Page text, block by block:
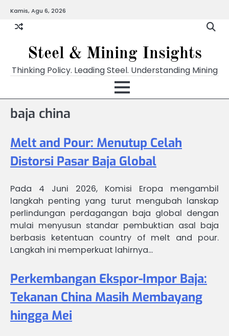
content
Kamis, Agu 6, 2026
Steel & Mining Insights
Thinking Policy. Leading Steel. Understanding Mining
baja china
Melt and Pour: Menutup Celah
Distorsi Pasar Baja Global
Pada 4 Juni 2026, Komisi Eropa mengambil
langkah penting yang turut mengubah lanskap
perlindungan perdagangan baja global dengan
mulai menyusun standar pembuktian asal baja
berbasis ketentuan country of melt and pour.
Langkah ini memperkuat lahirnya…
Perkembangan Ekspor-Impor Baja:
Tekanan China Masih Membayang
hingga Mei